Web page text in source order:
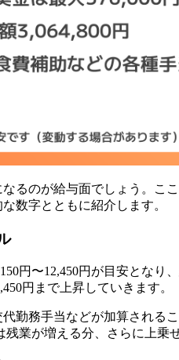
るのが給与面でしょう。こ
数字とともに紹介します。
円〜12,450円が目安となり
円まで上昇していきます。
勤務手当などが加算されるこ
業が増える分、さらに上乗